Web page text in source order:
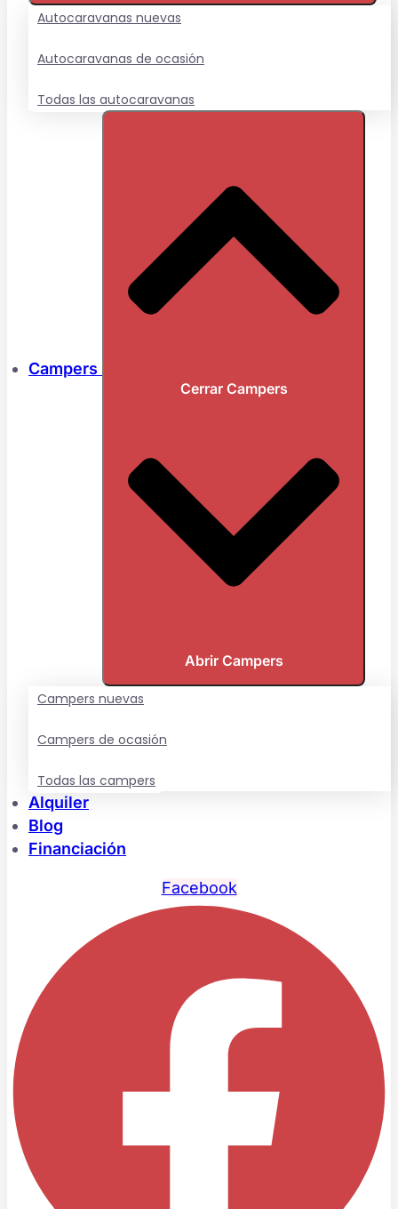
Autocaravanas nuevas
Autocaravanas de ocasión
Todas las autocaravanas
Campers
Cerrar Campers
Abrir Campers
Campers nuevas
Campers de ocasión
Todas las campers
Alquiler
Blog
Financiación
Facebook